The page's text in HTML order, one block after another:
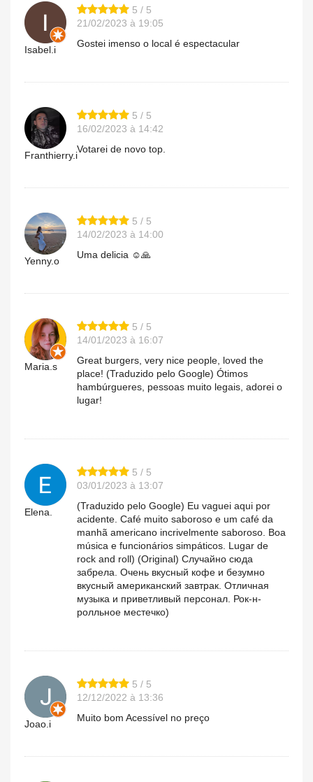
Isabel.i
5 / 5
21/02/2023 à 19:05
Gostei imenso o local é espectacular
Franthierry.i
5 / 5
16/02/2023 à 14:42
Votarei de novo top.
Yenny.o
5 / 5
14/02/2023 à 14:00
Uma delicia ☺️🙏
Maria.s
5 / 5
14/01/2023 à 16:07
Great burgers, very nice people, loved the
place! (Traduzido pelo Google) Ótimos
hambúrgueres, pessoas muito legais, adorei o
lugar!
Elena.
5 / 5
03/01/2023 à 13:07
(Traduzido pelo Google) Eu vaguei aqui por
acidente. Café muito saboroso e um café da
manhã americano incrivelmente saboroso. Boa
música e funcionários simpáticos. Lugar de
rock and roll) (Original) Случайно сюда
забрела. Очень вкусный кофе и безумно
вкусный американский завтрак. Отличная
музыка и приветливый персонал. Рок-н-
ролльное местечко)
Joao.i
5 / 5
12/12/2022 à 13:36
Muito bom Acessível no preço